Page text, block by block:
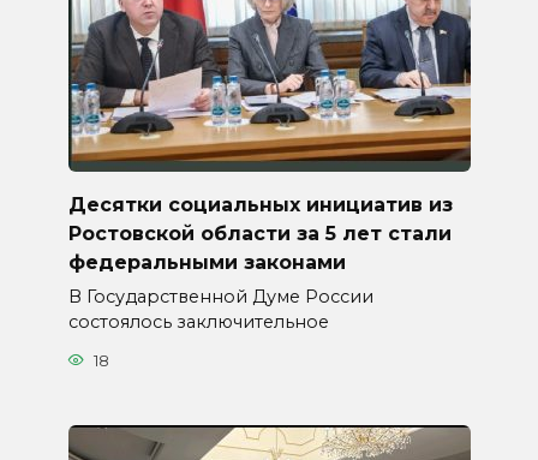
Десятки социальных инициатив из
Ростовской области за 5 лет стали
федеральными законами
В Государственной Думе России
состоялось заключительное
18